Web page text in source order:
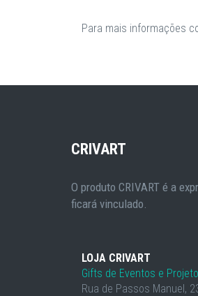
Para mais informações
CRIVART
O produto CRIVART é a
ficará vinculado.
LOJA CRIVART
Gifts de Eventos e
Rua de Passos Manuel,